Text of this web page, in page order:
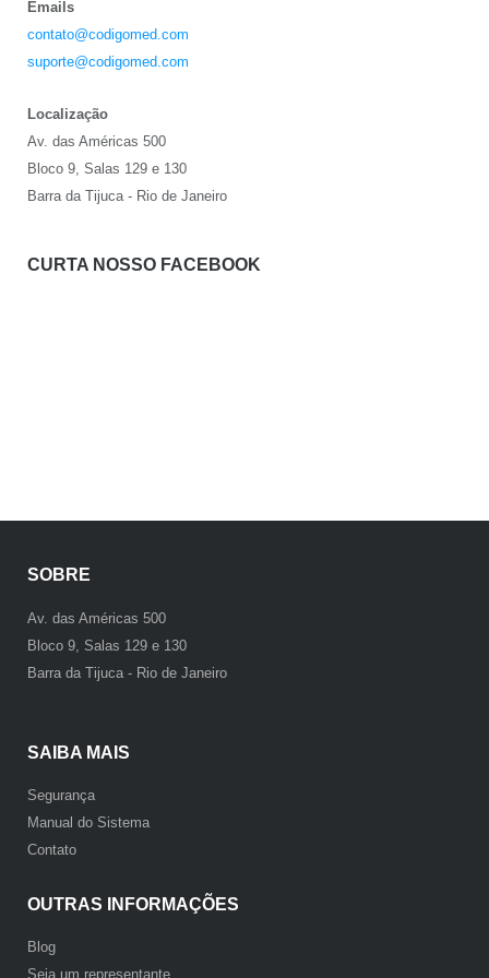
Emails
contato@codigomed.com
suporte@codigomed.com
Localização
Av. das Américas 500
Bloco 9, Salas 129 e 130
Barra da Tijuca - Rio de Janeiro
CURTA NOSSO FACEBOOK
SOBRE
Av. das Américas 500
Bloco 9, Salas 129 e 130
Barra da Tijuca - Rio de Janeiro
SAIBA MAIS
Segurança
Manual do Sistema
Contato
OUTRAS INFORMAÇÕES
Blog
Seja um representante